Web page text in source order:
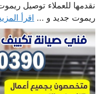
نقدمها للعملاء توصيل
ريموت جديد و ...
اقرأ